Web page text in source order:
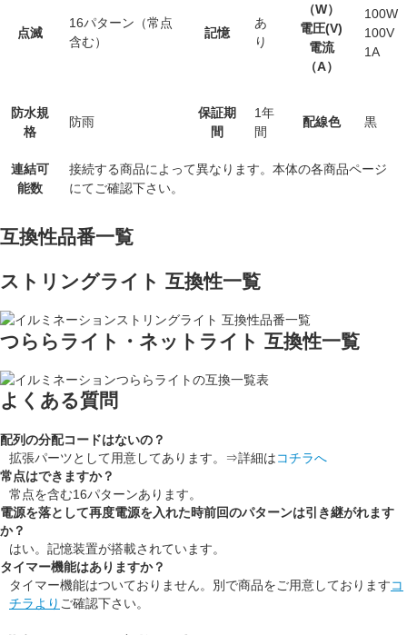
点滅
16パターン（常点
含む）
記憶
あ
り
（W）
電圧(V)
電流
（A）
100W
100V
1A
防水規
格
防雨
保証期
間
1年
間
配線色 黒
連結可
能数
接続する商品によって異なります。本体の各商品ページ
にてご確認下さい。
互換性品番一覧
ストリングライト 互換性一覧
つららライト・ネットライト 互換性一覧
よくある質問
配列の分配コードはないの？
拡張パーツとして用意してあります。⇒詳細はコチラへ
常点はできますか？
常点を含む16パターンあります。
電源を落として再度電源を入れた時前回のパターンは引き継がれます
か？
はい。記憶装置が搭載されています。
タイマー機能はありますか？
タイマー機能はついておりません。別で商品をご用意しておりますコ
チラより ご確認下さい。